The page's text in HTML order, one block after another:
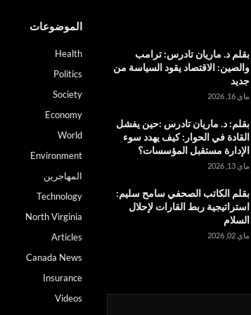
بقلم د. ماريان تادرس: ترامب
والصين: الاقتصاد يقود السياسة من
جديد
ماي 16, 2026
بقلم: د. ماريان تادرس :حين يفشل
القادة في الحوار: كيف يهدد سوء
الإدارة مستقبل المؤسسات؟
ماي 13, 2026
بقلم الكاتب الصحفي سامح سليم:
استراتيجية ربط القارات لإحلال
السلام
ماي 02, 2026
الموضوعات
Health
Politics
Society
Economy
World
Environment
المهاجرين
Technology
North Virginia
Articles
Canada News
Insurance
Videos